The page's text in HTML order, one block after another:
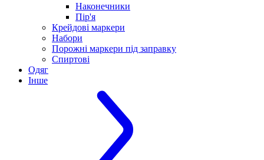
Наконечники
Пір'я
Крейдові маркери
Набори
Порожні маркери під заправку
Спиртові
Одяг
Інше